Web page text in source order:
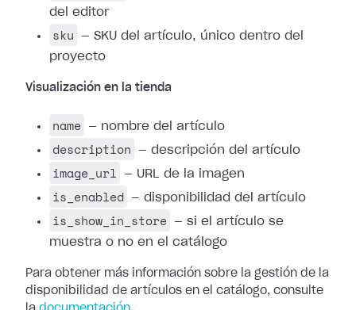
del editor
sku
— SKU del artículo, único dentro del
proyecto
Visualización en la tienda
name — nombre del artículo
description — descripción del artículo
image_url — URL de la imagen
is_enabled — disponibilidad del artículo
is_show_in_store
— si el artículo se
muestra o no en el catálogo
Para obtener más información sobre la gestión de la
disponibilidad de artículos en el catálogo, consulte